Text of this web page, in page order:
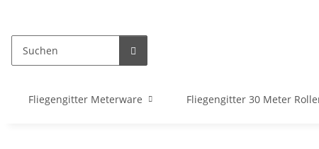
Fliegengitter Meterware Fliegengitter 30 Meter